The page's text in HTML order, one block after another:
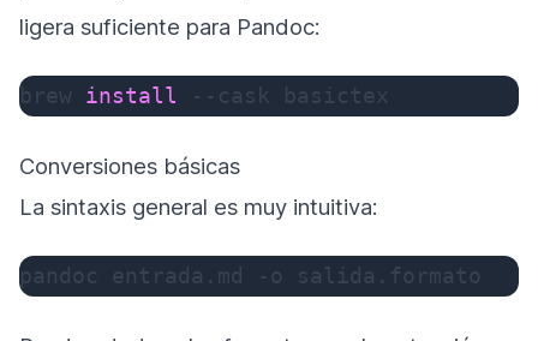
ligera suficiente para Pandoc:
brew install --cask basictex
Conversiones básicas
La sintaxis general es muy intuitiva:
pandoc entrada.md -o salida.formato